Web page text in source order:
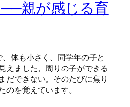
親が感じる育
体も小さく、同学年の子と
えました。周りの子ができる
だできない。そのたびに焦り
のを覚えています。